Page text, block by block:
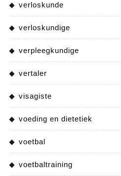
verloskunde
verloskundige
verpleegkundige
vertaler
visagiste
voeding en dietetiek
voetbal
voetbaltraining